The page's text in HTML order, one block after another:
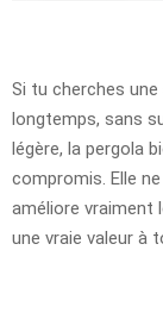
Si tu cherches
longtemps, sans
légère, la pergola
compromis. Elle
améliore
une vraie valeur à